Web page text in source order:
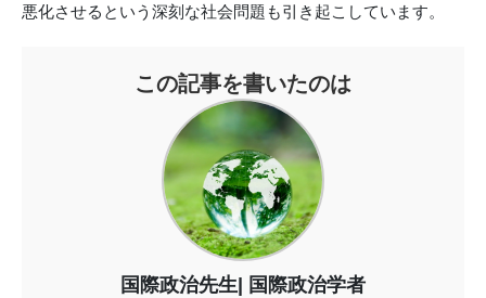
悪化させるという深刻な社会問題も引き起こしています。
この記事を書いたのは
国際政治先生 国際政治学者